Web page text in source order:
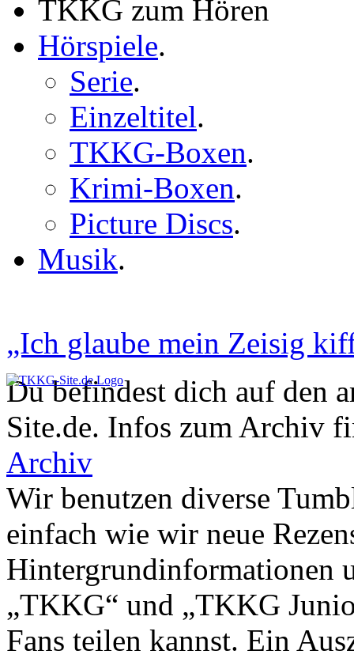
TKKG zum Hören
Hörspiele.
Serie.
Einzeltitel.
TKKG-Boxen.
Krimi-Boxen.
Picture Discs.
Musik.
„Ich glaube mein Zeisig
Du befindest dich auf den
Site.de. Infos zum Archiv
Archiv
Wir benutzen diverse
einfach wie wir neue
Hintergrundinformationen
„TKKG“ und „TKKG
Fans teilen kannst. Ein